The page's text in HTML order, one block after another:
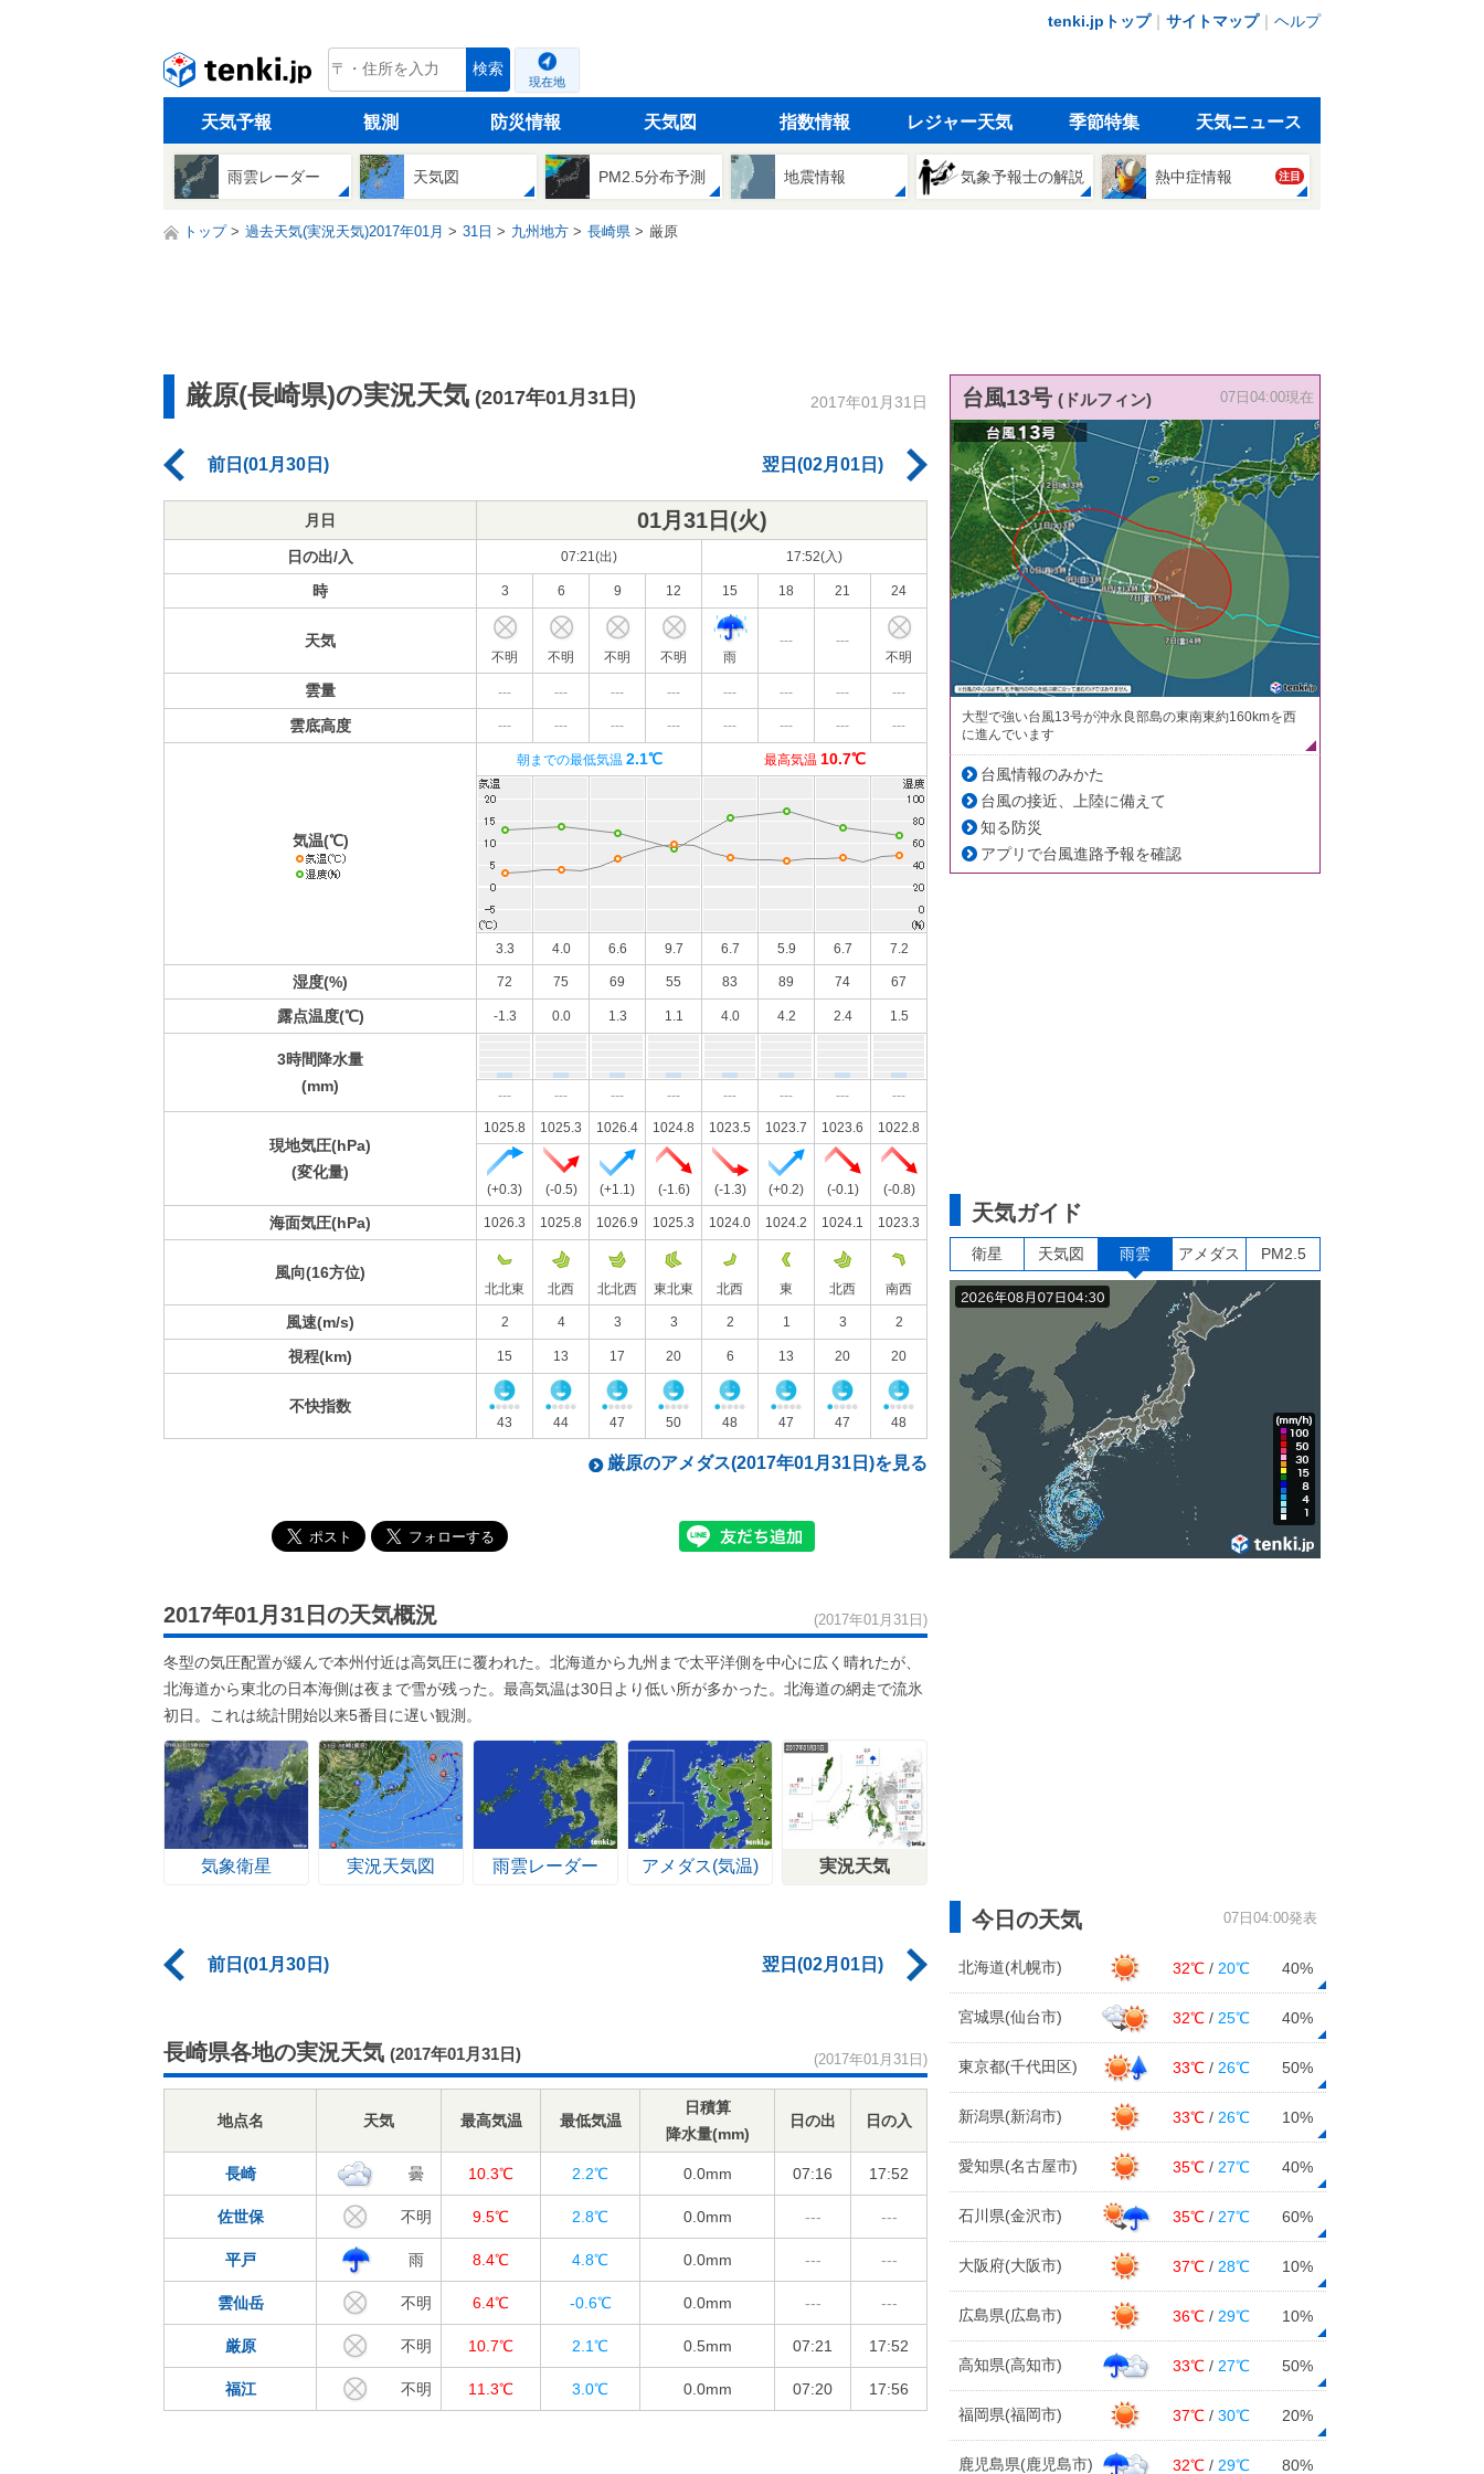
tenki.jpトップ｜ サイトマップ｜ ヘルプ
tenki.jp 検索
現在地
天気予報 観測 防災情報 天気図 指数情報 レジャー天気 季節特集 天気ニュース
雨雲レーダー 天気図 PM2.5分布予測 地震情報 気象予報士の解説 熱中症情報 注目
トップ 過去天気(実況天気)2017年01月 31日 九州地方 長崎県 厳原
厳原(長崎県)の実況天気 (2017年01月31日) 2017年01月31日
前日(01月30日) 翌日(02月01日)
月日 01月31日(火)
日の出/入 07:21(出) 17:52(入)
時 3 6 9 12 15 18 21 24
天気
不明 不明 不明 不明 雨
---
---
不明
雲量 --- --- --- --- --- --- --- ---
雲底高度 --- --- --- --- --- --- --- ---
気温(℃)
朝までの最低気温 2.1℃ 最高気温 10.7℃
3.3 4.0 6.6 9.7 6.7 5.9 6.7 7.2
湿度(%) 72 75 69 55 83 89 74 67
露点温度(℃) -1.3 0.0 1.3 1.1 4.0 4.2 2.4 1.5
3時間降水量
(mm)
--- --- --- --- --- --- --- ---
現地気圧(hPa)
(変化量)
1025.8 1025.3 1026.4 1024.8 1023.5 1023.7 1023.6 1022.8
(+0.3) (-0.5) (+1.1) (-1.6) (-1.3) (+0.2) (-0.1) (-0.8)
海面気圧(hPa) 1026.3 1025.8 1026.9 1025.3 1024.0 1024.2 1024.1 1023.3
風向(16方位)
北北東 北西 北北西 東北東 北西 東 北西 南西
風速(m/s) 2 4 3 3 2 1 3 2
視程(km) 15 13 17 20 6 13 20 20
不快指数
43 44 47 50 48 47 47 48
厳原のアメダス(2017年01月31日)を見る
2017年01月31日の天気概況 (2017年01月31日)
冬型の気圧配置が緩んで本州付近は高気圧に覆われた。北海道から九州まで太平洋側を中心に広く晴れたが、
北海道から東北の日本海側は夜まで雪が残った。最高気温は30日より低い所が多かった。北海道の網走で流氷
初日。これは統計開始以来5番目に遅い観測。
気象衛星 実況天気図 雨雲レーダー アメダス(気温) 実況天気
前日(01月30日) 翌日(02月01日)
長崎県各地の実況天気 (2017年01月31日) (2017年01月31日)
地点名 天気 最高気温 最低気温
日積算
降水量(mm)
日の出 日の入
長崎 曇 10.3℃ 2.2℃ 0.0mm 07:16 17:52
佐世保 不明 9.5℃ 2.8℃ 0.0mm --- ---
平戸 雨 8.4℃ 4.8℃ 0.0mm --- ---
雲仙岳 不明 6.4℃ -0.6℃ 0.0mm --- ---
厳原 不明 10.7℃ 2.1℃ 0.5mm 07:21 17:52
福江 不明 11.3℃ 3.0℃ 0.0mm 07:20 17:56
台風13号 (ドルフィン) 07日04:00現在
大型で強い台風13号が沖永良部島の東南東約160kmを西
に進んでいます
台風情報のみかた
台風の接近、上陸に備えて
知る防災
アプリで台風進路予報を確認
天気ガイド
衛星 天気図 雨雲 アメダス PM2.5
今日の天気 07日04:00発表
北海道(札幌市) 32℃ / 20℃ 40%
宮城県(仙台市) 32℃ / 25℃ 40%
東京都(千代田区) 33℃ / 26℃ 50%
新潟県(新潟市) 33℃ / 26℃ 10%
愛知県(名古屋市) 35℃ / 27℃ 40%
石川県(金沢市) 35℃ / 27℃ 60%
大阪府(大阪市) 37℃ / 28℃ 10%
広島県(広島市) 36℃ / 29℃ 10%
高知県(高知市) 33℃ / 27℃ 50%
福岡県(福岡市) 37℃ /30℃ 20%
鹿児島県(鹿児島市) 32℃ / 29℃ 80%